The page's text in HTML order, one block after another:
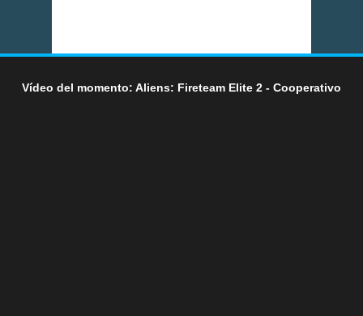
Vídeo del momento: Aliens: Fireteam Elite 2 - Cooperativo